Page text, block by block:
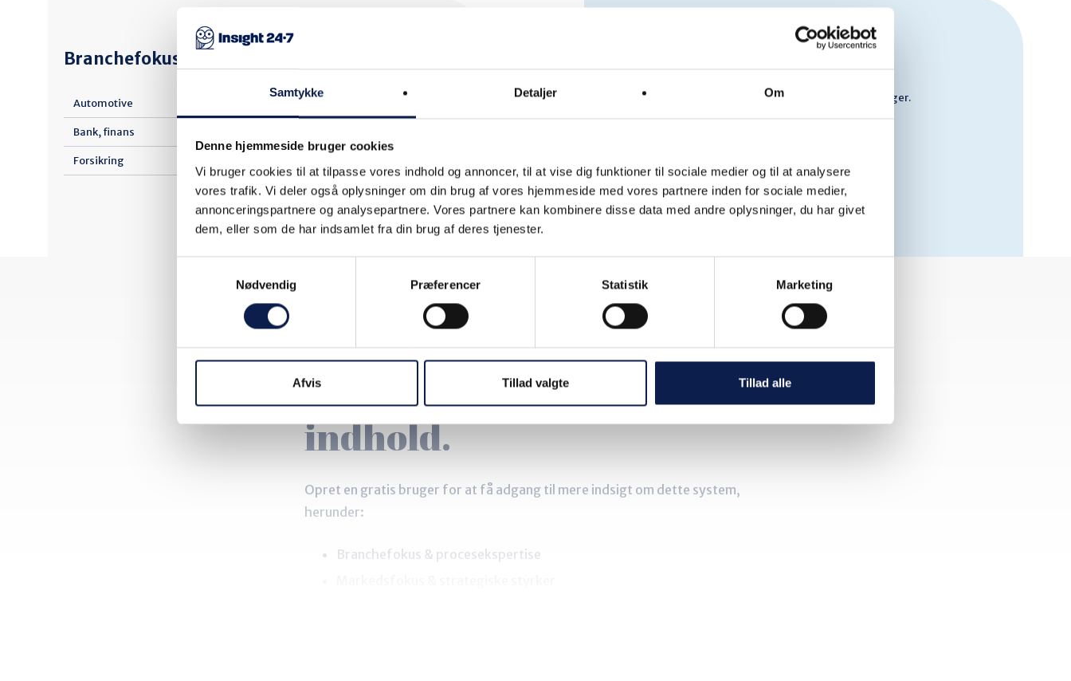
Samtykke Detaljer Om
Denne hjemmeside bruger cookies
Vi bruger cookies til at tilpasse vores indhold og annoncer, til at vise dig funktioner til sociale medier og til at analysere
vores trafik. Vi deler også oplysninger om din brug af vores hjemmeside med vores partnere inden for sociale medier,
annonceringspartnere og analysepartnere. Vores partnere kan kombinere disse data med andre oplysninger, du har givet
dem, eller som de har indsamlet fra din brug af deres tjenester.
Nødvendig
Præferencer Statistik Marketing
Afvis Tillad valgte Tillad alle
Branchefokus
Automotive
Bank, finans
Forsikring
Kultur, forlystelser og
sport
Landbrug, skovbrug og
fiskeri
Life Science (pharma)
Medie
Beklager, det har ikke været muligt at fremskaffe oplysninger.
Få indsigt. Bliv klogere.
Lås op for premium
indhold.
Opret en gratis bruger for at få adgang til mere indsigt om dette system,
herunder:
Branchefokus & procesekspertise